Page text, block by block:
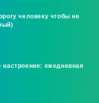
человеку чтобы не
настроение: ежедневная